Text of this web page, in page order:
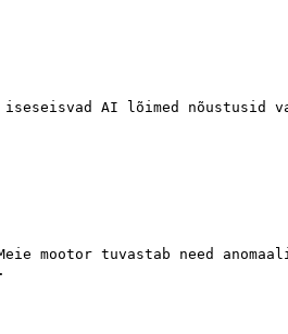
AI lõimed nõustusid
tuvastab need